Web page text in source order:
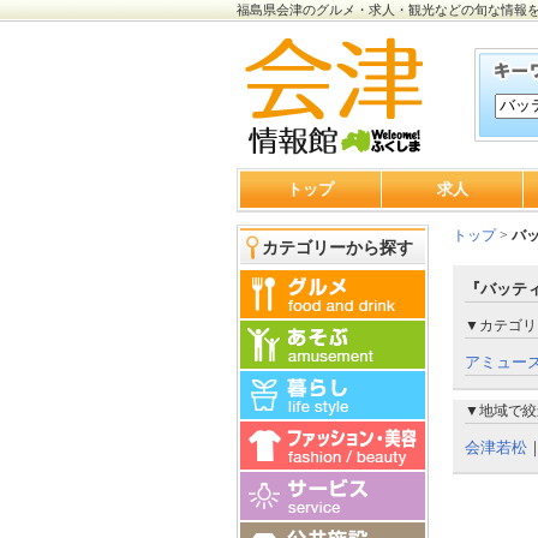
福島県会津のグルメ・求人・観光などの旬な情報
トップ 求人
カテゴリーから探す
トップ> バ
『バッ
▼カテゴ
アミュー
▼地域で
会津若松